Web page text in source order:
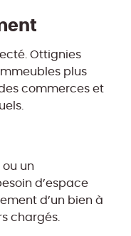
Ottignies
plus
commerces et
un
d’espace
d’un bien à
chargés.